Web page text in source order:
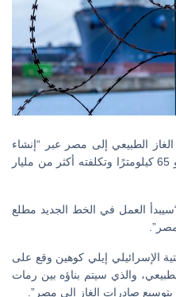
الطبيعي إلى مصر عبر “إنشاء
خط غاز إسرئيلي جديد يبلغ طوله نحو 65 كيلومترًا وتكلفته أكثر من مليار
العمل في الخط الجديد مطلع
الإسرائيلي إيلي كوهين وقع على
والذي سيتم بناؤه بين رمات
صادرات الغاز إلى مصر”.